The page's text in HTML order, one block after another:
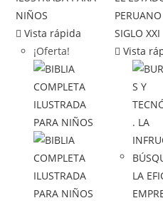
Vista rápida
¡Oferta!
Vista